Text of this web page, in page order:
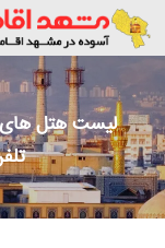
لیست هتل های